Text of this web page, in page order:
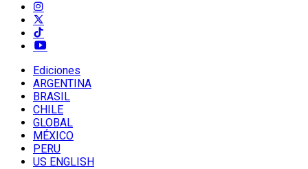
Ediciones
ARGENTINA
BRASIL
CHILE
GLOBAL
MÉXICO
PERU
US ENGLISH